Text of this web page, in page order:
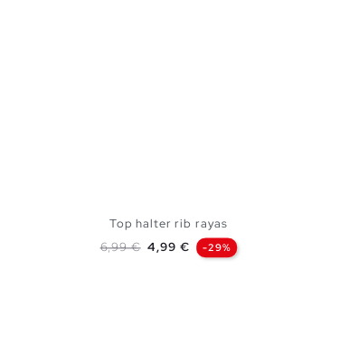
Top halter rib rayas
Precio base
6,99 € Precio
4,99 € -29%